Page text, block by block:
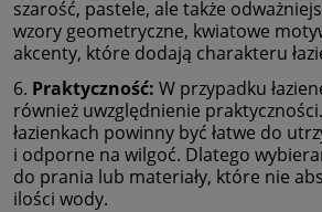
szarość, pastele, ale także
wzory geometryczne, kwiatowe
akcenty, które dodają charakteru
6. Praktyczność: W przypadku
również uwzględnienie
łazienkach powinny być łatwe do
i odporne na wilgoć. Dlatego
do prania lub materiały, które nie
ilości wody.